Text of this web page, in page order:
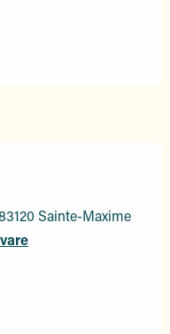
Sainte-Maxime